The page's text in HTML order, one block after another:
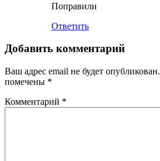
Поправили
Ответить
Добавить комментарий
Ваш адрес email не будет опубликован.
помечены *
Комментарий *